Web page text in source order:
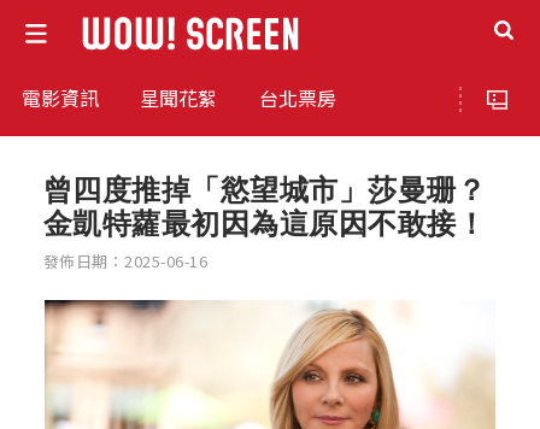
電影資訊 星聞花絮 台北票房
曾四度推掉「慾望城市」莎曼珊？
金凱特蘿最初因為這原因不敢接！
發佈日期：2025-06-16